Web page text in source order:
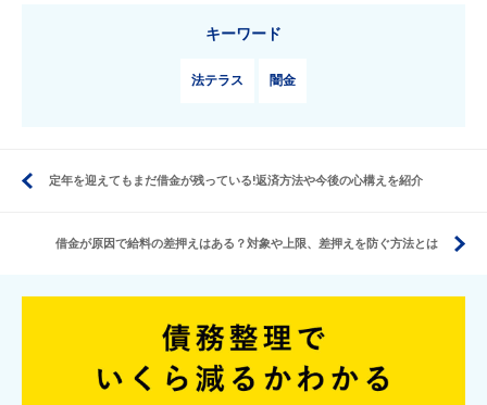
キーワード
法テラス 闇金
定年を迎えてもまだ借金が残っている!返済方法や今後の心構えを紹介
借金が原因で給料の差押えはある？対象や上限、差押えを防ぐ方法とは